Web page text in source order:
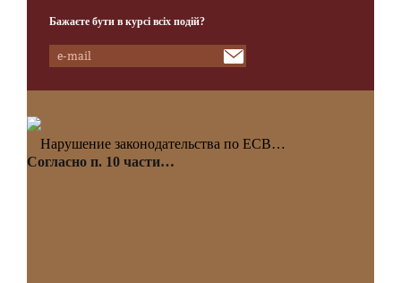
Бажаєте бути в курсі всіх подій?
Нарушение законодательства по ЕСВ…
Согласно п. 10 части…